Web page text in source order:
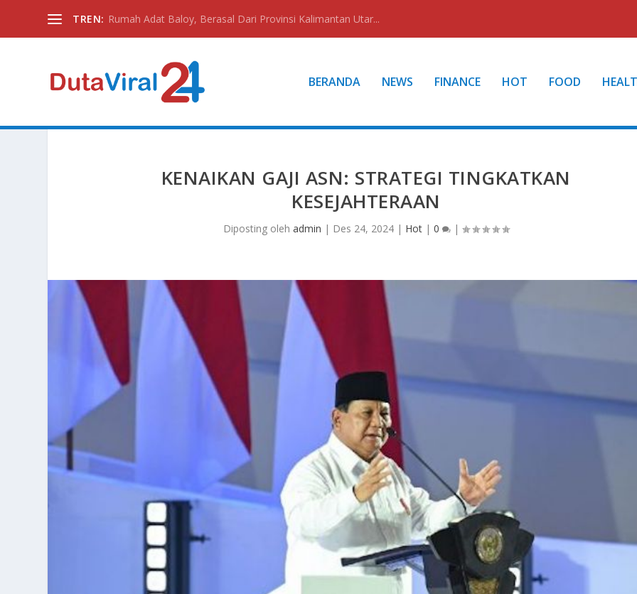
TREN: Rumah Adat Baloy, Berasal Dari Provinsi Kalimantan Utar...
BERANDA NEWS FINANCE HOT FOOD
KENAIKAN GAJI ASN: STRATEGI TINGKATKAN
KESEJAHTERAAN
Diposting oleh admin | Des 24, 2024| Hot| 0 |